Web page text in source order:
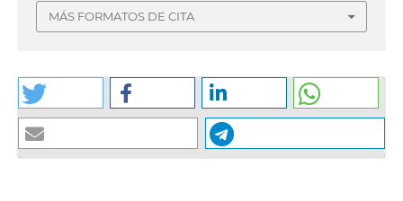
MÁS FORMATOS DE CITA